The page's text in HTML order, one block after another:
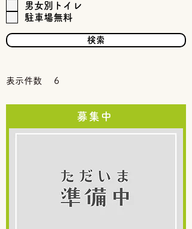
男女別トイレ
駐車場無料
検索
表示件数 6
募集中